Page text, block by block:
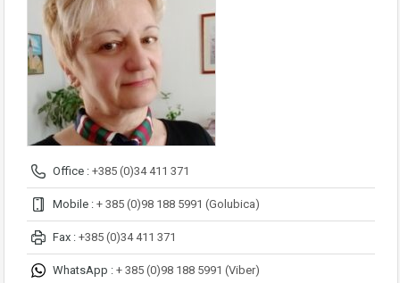
Office : +385 (0)34 411 371
Mobile : + 385 (0)98 188 5991 (Golubica)
Fax : +385 (0)34 411 371
WhatsApp : + 385 (0)98 188 5991 (Viber)